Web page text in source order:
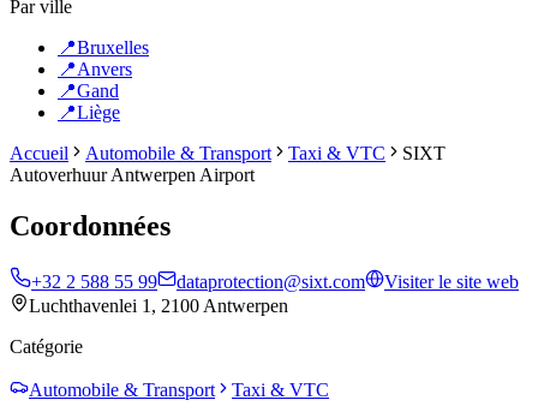
Par ville
📍Bruxelles
📍Anvers
📍Gand
📍Liège
Accueil
Automobile & Transport Taxi & VTC
SIXT
Autoverhuur Antwerpen Airport
Coordonnées
+32 2 588 55 99 dataprotection@sixt.com
Visiter le site web
Luchthavenlei 1, 2100 Antwerpen
Catégorie
Automobile & Transport
Taxi & VTC